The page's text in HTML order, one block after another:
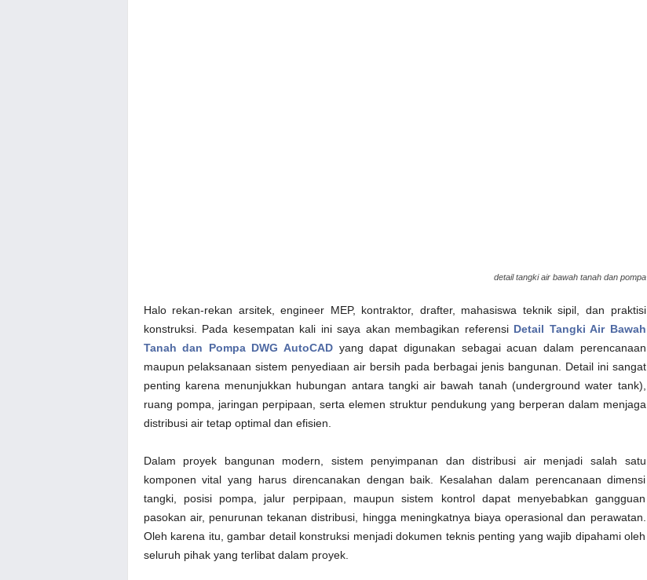
detail tangki air bawah tanah dan pompa
Halo rekan-rekan arsitek, engineer MEP, kontraktor, drafter, mahasiswa teknik sipil, dan praktisi
konstruksi. Pada kesempatan kali ini saya akan membagikan referensi Detail Tangki Air Bawah
Tanah dan Pompa DWG AutoCAD yang dapat digunakan sebagai acuan dalam perencanaan
maupun pelaksanaan sistem penyediaan air bersih pada berbagai jenis bangunan. Detail ini sangat
penting karena menunjukkan hubungan antara tangki air bawah tanah (underground water tank),
ruang pompa, jaringan perpipaan, serta elemen struktur pendukung yang berperan dalam menjaga
distribusi air tetap optimal dan efisien.
Dalam proyek bangunan modern, sistem penyimpanan dan distribusi air menjadi salah satu
komponen vital yang harus direncanakan dengan baik. Kesalahan dalam perencanaan dimensi
tangki, posisi pompa, jalur perpipaan, maupun sistem kontrol dapat menyebabkan gangguan
pasokan air, penurunan tekanan distribusi, hingga meningkatnya biaya operasional dan perawatan.
Oleh karena itu, gambar detail konstruksi menjadi dokumen teknis penting yang wajib dipahami oleh
seluruh pihak yang terlibat dalam proyek.